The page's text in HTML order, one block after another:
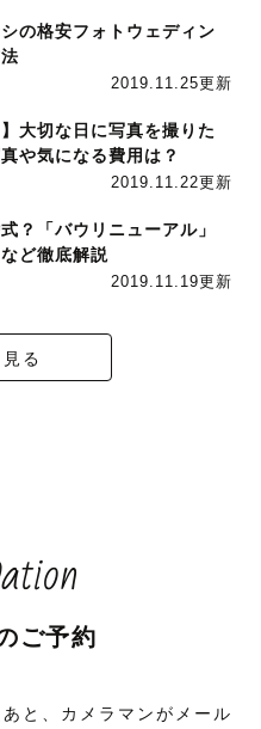
の格安フォトウェディン
2019.11.25更新
】大切な日に写真を撮りた
や気になる費用は？
2019.11.22更新
？「バウリニューアル」
ど徹底解説
2019.11.19更新
る
ご予約
と、カメラマンがメール